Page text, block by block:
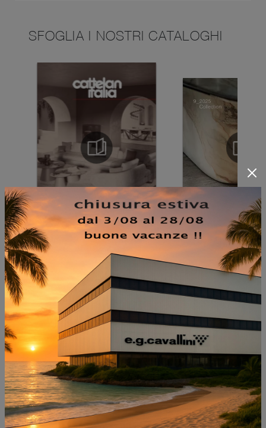
SFOGLIA I NOSTRI CATALOGHI
NON PERDERTI ANCHE:
ANNA